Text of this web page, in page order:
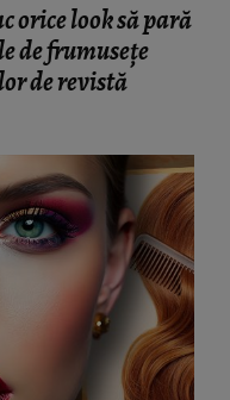
orice look să pară
de frumusețe
de revistă